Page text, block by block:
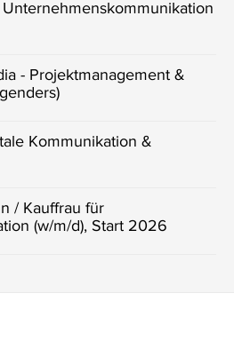
- Projektmanagement &
Kommunikation &
/ Kauffrau für
(w/m/d), Start 2026